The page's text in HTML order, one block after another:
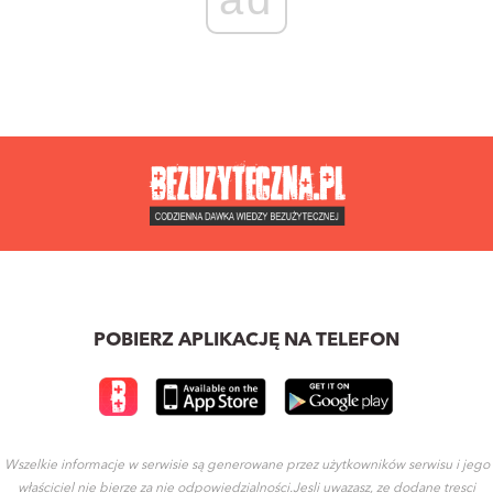
POBIERZ APLIKACJĘ NA TELEFON
Wszelkie informacje w serwisie są generowane przez użytkowników serwisu i jego
właściciel nie bierze za nie odpowiedzialności.Jesli uwazasz, ze dodane tresci